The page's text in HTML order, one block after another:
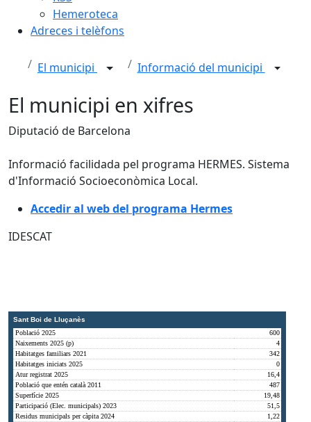
Hemeroteca
Adreces i telèfons
El municipi Informació del municipi
El municipi en xifres
Diputació de Barcelona
Informació facilidada pel programa HERMES. Sistema
d'Informació Socioeconòmica Local.
Accedir al web del programa Hermes
IDESCAT